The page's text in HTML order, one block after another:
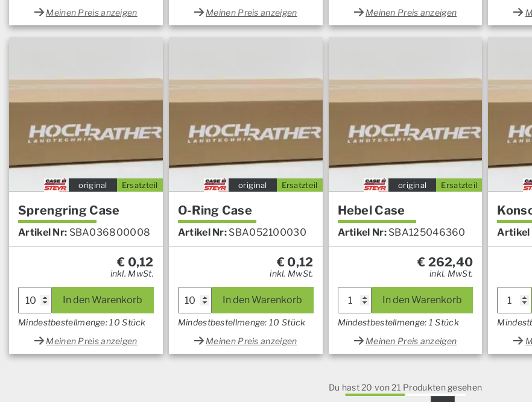
Meinen Preis anzeigen
Meinen Preis anzeigen
Meinen Preis anzeigen
Ersatzteil
original
Sprengring Case
Artikel Nr: SBA036800008
€ 0,12
inkl. MwSt.
In den Warenkorb
Mindestbestellmenge: 10 Stück
Meinen Preis anzeigen
Ersatzteil
original
O-Ring Case
Artikel Nr: SBA052100030
€ 0,12
inkl. MwSt.
In den Warenkorb
Mindestbestellmenge: 10 Stück
Meinen Preis anzeigen
Ersatzteil
original
Hebel Case
Artikel Nr: SBA125046360
€ 262,40
inkl. MwSt.
In den Warenkorb
Mindestbestellmenge: 1 Stück
Meinen Preis anzeigen
Artikel
Du hast 20 von 21 Produkten gesehen